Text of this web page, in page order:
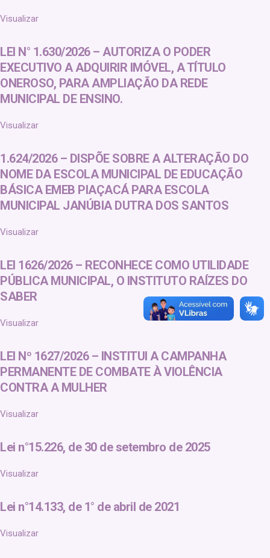
Visualizar
LEI N° 1.630/2026 – AUTORIZA O PODER
EXECUTIVO A ADQUIRIR IMÓVEL, A TÍTULO
ONEROSO, PARA AMPLIAÇÃO DA REDE
MUNICIPAL DE ENSINO.
Visualizar
1.624/2026 – DISPÕE SOBRE A ALTERAÇÃO DO
NOME DA ESCOLA MUNICIPAL DE EDUCAÇÃO
BÁSICA EMEB PIAÇACÁ PARA ESCOLA
MUNICIPAL JANÚBIA DUTRA DOS SANTOS
Visualizar
LEI 1626/2026 – RECONHECE COMO UTILIDADE
PÚBLICA MUNICIPAL, O INSTITUTO RAÍZES DO
SABER
Visualizar
LEI Nº 1627/2026 – INSTITUI A CAMPANHA
PERMANENTE DE COMBATE À VIOLÊNCIA
CONTRA A MULHER
Visualizar
Lei n°15.226, de 30 de setembro de 2025
Visualizar
Lei n°14.133, de 1° de abril de 2021
Visualizar